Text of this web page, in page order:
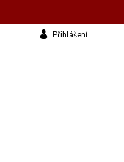
Přihlášení